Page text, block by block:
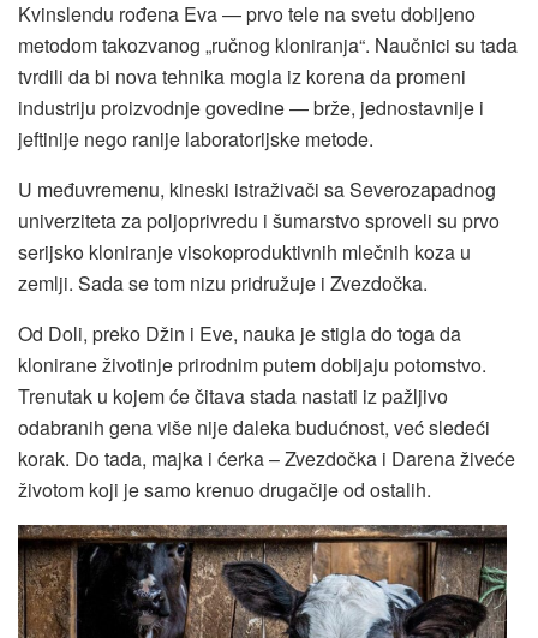
Kvinslendu rođena Eva — prvo tele na svetu dobijeno
metodom takozvanog „ručnog kloniranja“. Naučnici su tada
tvrdili da bi nova tehnika mogla iz korena da promeni
industriju proizvodnje govedine — brže, jednostavnije i
jeftinije nego ranije laboratorijske metode.
U međuvremenu, kineski istraživači sa Severozapadnog
univerziteta za poljoprivredu i šumarstvo sproveli su prvo
serijsko kloniranje visokoproduktivnih mlečnih koza u
zemlji. Sada se tom nizu pridružuje i Zvezdočka.
Od Doli, preko Džin i Eve, nauka je stigla do toga da
klonirane životinje prirodnim putem dobijaju potomstvo.
Trenutak u kojem će čitava stada nastati iz pažljivo
odabranih gena više nije daleka budućnost, već sledeći
korak. Do tada, majka i ćerka – Zvezdočka i Darena živeće
životom koji je samo krenuo drugačije od ostalih.